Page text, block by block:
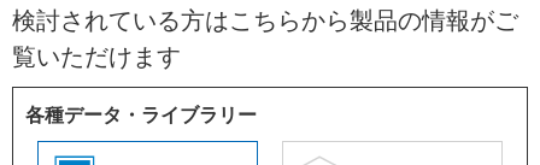
検討されている方はこちらから製品の情報がご
覧いただけます
各種データ・ライブラリー